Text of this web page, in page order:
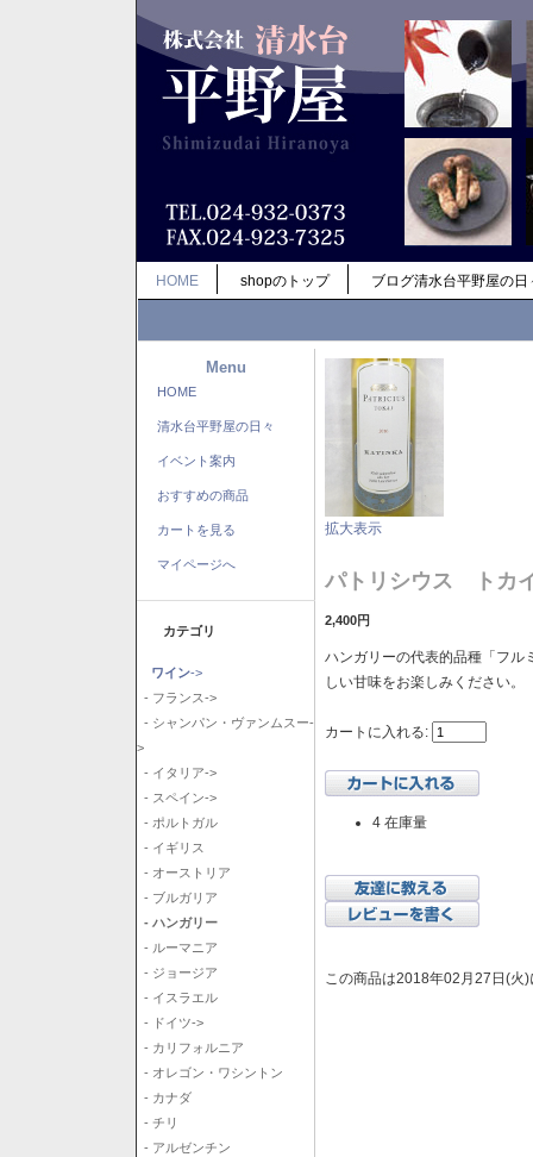
HOME shopのトップ ブログ清水台平野屋の日
Menu
HOME
清水台平野屋の日々
イベント案内
おすすめの商品
カートを見る
マイページへ
カテゴリ
ワイン->
- フランス->
- シャンパン・ヴァンムスー-
>
- イタリア->
- スペイン->
- ポルトガル
- イギリス
- オーストリア
- ブルガリア
- ハンガリー
- ルーマニア
- ジョージア
- イスラエル
- ドイツ->
- カリフォルニア
- オレゴン・ワシントン
- カナダ
- チリ
- アルゼンチン
拡大表示
パトリシウス トカ
2,400円
ハンガリーの代表的品種「フル
しい甘味をお楽しみください。
カートに入れる:
4 在庫量
この商品は2018年02月27日(火